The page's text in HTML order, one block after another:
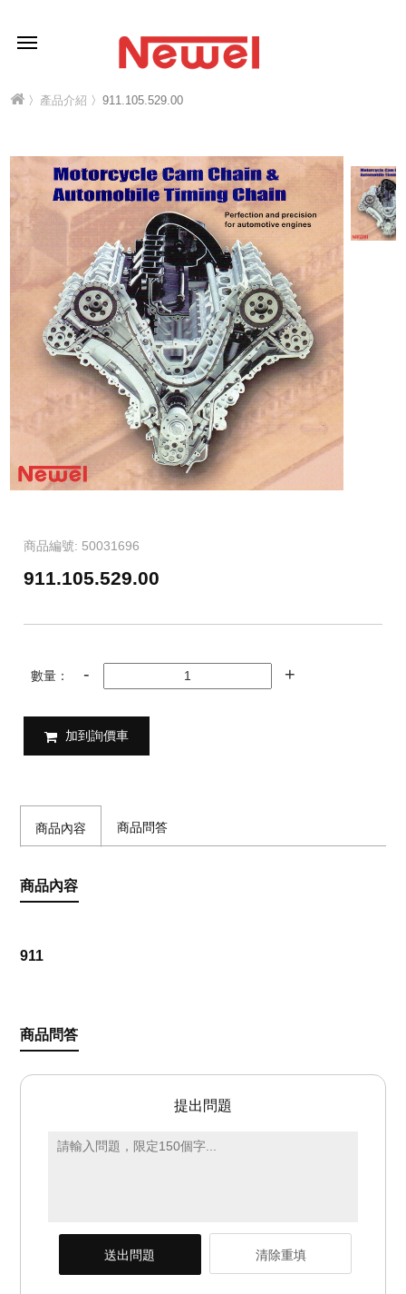
〉 產品介紹 〉911.105.529.00
商品編號: 50031696
911.105.529.00
數量：
加到詢價車
商品內容 商品問答
商品內容
911
商品問答
提出問題
送出問題 清除重填